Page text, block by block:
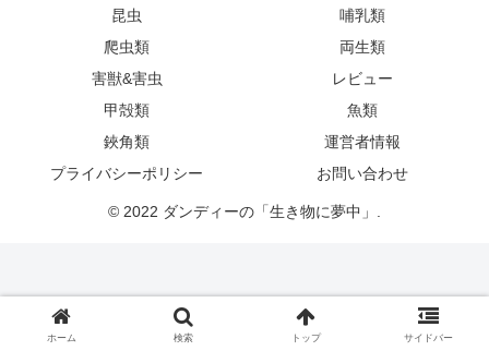
昆虫
哺乳類
爬虫類
両生類
害獣&害虫
レビュー
甲殻類
魚類
鋏角類
運営者情報
プライバシーポリシー
お問い合わせ
© 2022 ダンディーの「生き物に夢中」.
ホーム 検索 トップ サイドバー